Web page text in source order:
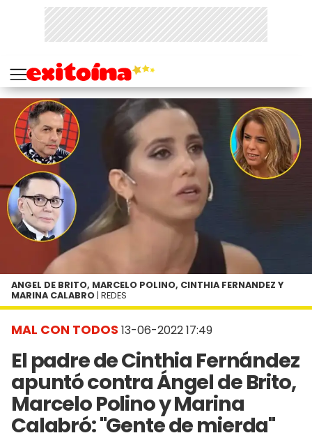
MAL CON TODOS 13-06-2022 17:49
El padre de Cinthia Fernández
apuntó contra Ángel de Brito,
Marcelo Polino y Marina
Calabró: "Gente de mierda"
ANGEL DE BRITO, MARCELO POLINO, CINTHIA FERNANDEZ Y
MARINA CALABRO | REDES